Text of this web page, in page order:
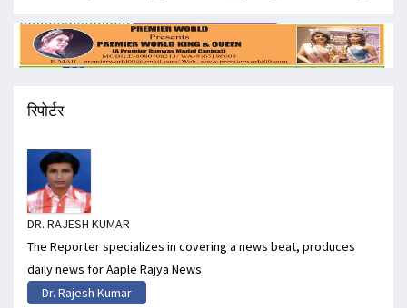
रिपोर्टर
DR. RAJESH KUMAR
The Reporter specializes in covering a news beat, produces
daily news for Aaple Rajya News
Dr. Rajesh Kumar